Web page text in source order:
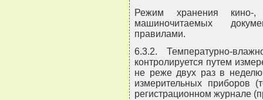
Режим хранения кино-
машиночитаемых
правилами.
6.3.2. Температурно-
контролируется путем
не реже двух раз в
измерительных приборов
регистрационном журнале